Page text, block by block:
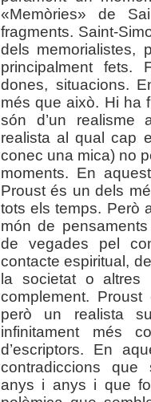
«Memòries» de
fragments. Saint-
dels memorialistes,
principalment fets.
dones, situacions.
més que això. Hi ha
són d’un realisme
realista al qual cap
conec una mica) no
moments. En
Proust és un dels
tots els temps. Però
món de
de vegades pel
contacte espiritual,
la societat o altres
complement.
però un realista
infinitament més
d’escriptors. En
contradiccions que
anys i anys i que